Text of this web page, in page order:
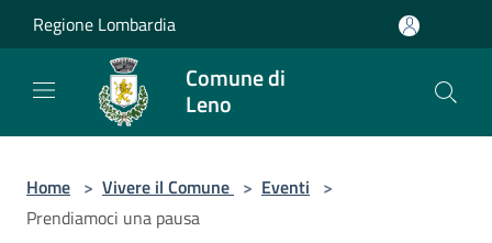
Salta al contenuto principale
Regione Lombardia
Comune di
Leno
Home > Vivere il Comune > Eventi >
Prendiamoci una pausa